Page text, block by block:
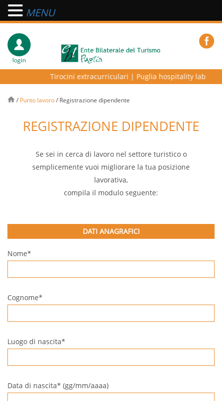
login
Tirocini extracurriculari| Puglia hospitality lab –
/ Punto lavoro/ Registrazione dipendente
REGISTRAZIONE DIPENDENTE
Se sei in cerca di lavoro nel settore turistico o
semplicemente vuoi migliorare la tua posizione
lavorativa,
compila il modulo seguente:
DATI ANAGRAFICI
Nome*
Cognome*
Luogo di nascita*
Data di nascita* (gg/mm/aaaa)
MENU